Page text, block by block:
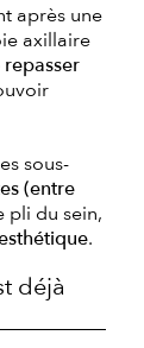
après une
axillaire
sous-
(entre
pli du sein,
.
déjà